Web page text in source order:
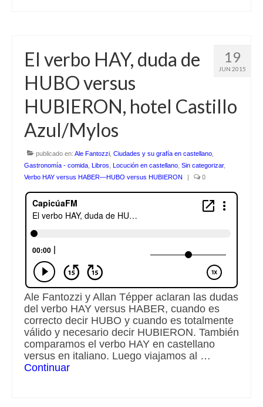
19
JUN 2015
El verbo HAY, duda de
HUBO versus
HUBIERON, hotel Castillo
Azul/Mylos
publicado en: Ale Fantozzi Ciudades y su grafía en castellano
Gastronomía - comida Libros Locución en castellano Sin categorizar,
Verbo HAY versus HABER—HUBO versus HUBIERON
| 0
Ale Fantozzi y Allan Tépper aclaran las dudas
del verbo HAY versus HABER, cuando es
correcto decir HUBO y cuando es totalmente
válido y necesario decir HUBIERON. También
comparamos el verbo HAY en castellano
versus en italiano. Luego viajamos al …
Continuar